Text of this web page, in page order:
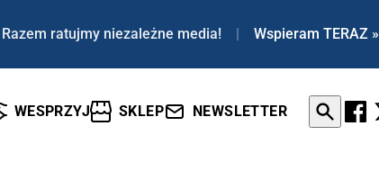
ratujmy niezależne media! | Wspieram TERAZ »
WESPRZYJ SKLEP NEWSLETTER